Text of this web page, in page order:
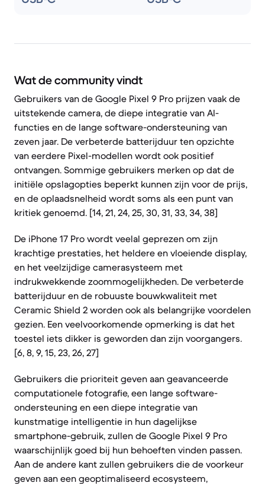
Wat de community vindt
Gebruikers van de Google Pixel 9 Pro prijzen vaak de
uitstekende camera, de diepe integratie van AI-
functies en de lange software-ondersteuning van
zeven jaar. De verbeterde batterijduur ten opzichte
van eerdere Pixel-modellen wordt ook positief
ontvangen. Sommige gebruikers merken op dat de
initiële opslagopties beperkt kunnen zijn voor de prijs,
en de oplaadsnelheid wordt soms als een punt van
kritiek genoemd. [14, 21, 24, 25, 30, 31, 33, 34, 38]
De iPhone 17 Pro wordt veelal geprezen om zijn
krachtige prestaties, het heldere en vloeiende display,
en het veelzijdige camerasysteem met
indrukwekkende zoommogelijkheden. De verbeterde
batterijduur en de robuuste bouwkwaliteit met
Ceramic Shield 2 worden ook als belangrijke voordelen
gezien. Een veelvoorkomende opmerking is dat het
toestel iets dikker is geworden dan zijn voorgangers.
[6, 8, 9, 15, 23, 26, 27]
Gebruikers die prioriteit geven aan geavanceerde
computationele fotografie, een lange software-
ondersteuning en een diepe integratie van
kunstmatige intelligentie in hun dagelijkse
smartphone-gebruik, zullen de Google Pixel 9 Pro
waarschijnlijk goed bij hun behoeften vinden passen.
Aan de andere kant zullen gebruikers die de voorkeur
geven aan een geoptimaliseerd ecosysteem,